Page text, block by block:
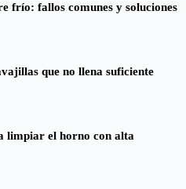
frío: fallos comunes y soluciones
que no llena suficiente
limpiar el horno con alta